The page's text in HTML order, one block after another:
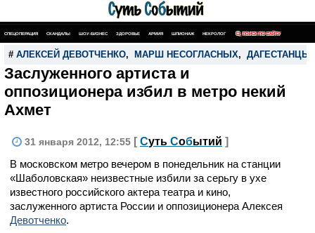
СПЕЦОПЕРАЦИЯ СКАНДАЛЫ ШОУ-БИЗНЕС ЗДОРОВЬЕ АРМИЯ ШПИОНАЖ НЕКРОЛОГ ПОИСК ПО САЙТУ
# АЛЕКСЕЙ ДЕВОТЧЕНКО, МАРШ НЕСОГЛАСНЫХ, ДАГЕСТАНЦЫ
Заслуженного артиста и
оппозиционера избил в метро некий
Ахмет
31 января 2012, 12:55 [ Суть Событий ]
В московском метро вечером в понедельник на станции
«Шаболовская» неизвестные избили за серьгу в ухе
известного российского актера театра и кино,
заслуженного артиста России и оппозиционера Алексея
Девотченко.